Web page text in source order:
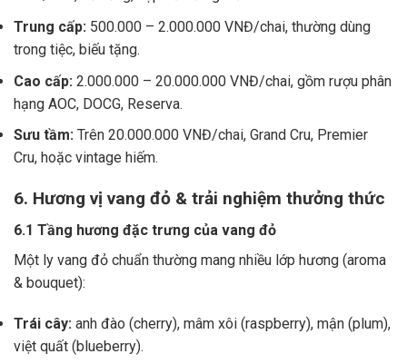
Trung cấp: 500.000 – 2.000.000 VNĐ/chai, thường dùng
trong tiệc, biếu tặng.
Cao cấp: 2.000.000 – 20.000.000 VNĐ/chai, gồm rượu phân
hạng AOC, DOCG, Reserva.
Sưu tầm: Trên 20.000.000 VNĐ/chai, Grand Cru, Premier
Cru, hoặc vintage hiếm.
6. Hương vị vang đỏ & trải nghiệm thưởng thức
6.1 Tầng hương đặc trưng của vang đỏ
Một ly vang đỏ chuẩn thường mang nhiều lớp hương (aroma
& bouquet):
Trái cây: anh đào (cherry), mâm xôi (raspberry), mận (plum),
việt quất (blueberry).